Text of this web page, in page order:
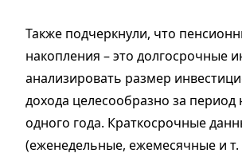
Также подчеркнули, что
накопления – это долгосрочные
анализировать размер
дохода целесообразно за период
одного года. Краткосрочные
(еженедельные, ежемесячные и т.